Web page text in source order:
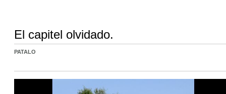
El capitel olvidado.
PATALO